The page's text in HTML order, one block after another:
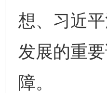
想、习近
发展的重
障。